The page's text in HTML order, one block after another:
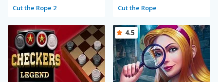
Cut the Rope 2 Cut the Rope
4.5